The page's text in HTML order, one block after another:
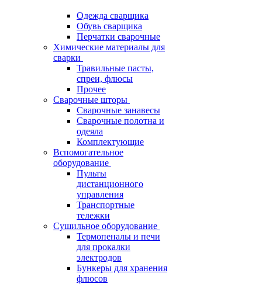
Одежда сварщика
Обувь сварщика
Перчатки сварочные
Химические материалы для
сварки
Травильные пасты,
спреи, флюсы
Прочее
Сварочные шторы
Сварочные занавесы
Сварочные полотна и
одеяла
Комплектующие
Вспомогательное
оборудование
Пульты
дистанционного
управления
Транспортные
тележки
Сушильное оборудование
Термопеналы и печи
для прокалки
электродов
Бункеры для хранения
флюсов